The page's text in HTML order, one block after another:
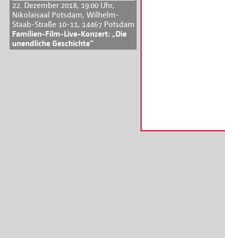
22. Dezember 2018, 19:00 Uhr,
Nikolaisaal Potsdam, Wilhelm-
Staab-Straße 10-11, 14467 Potsdam
Familien-Film-Live-Konzert: „Die
unendliche Geschichte“